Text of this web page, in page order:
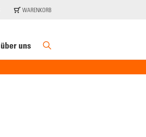
WARENKORB
über uns